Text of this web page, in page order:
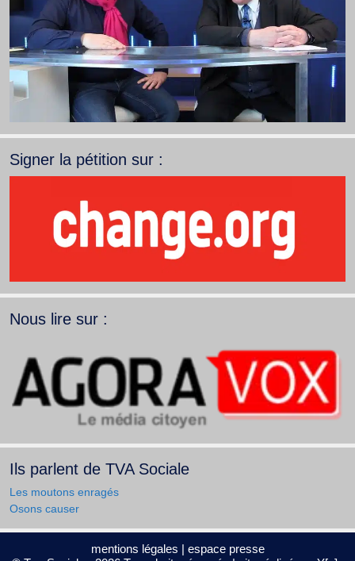
Signer la pétition sur :
Nous lire sur :
Ils parlent de TVA Sociale
Les moutons enragés
Osons causer
mentions légales | espace presse